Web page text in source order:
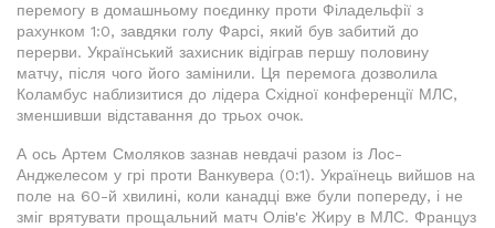
перемогу в домашньому поєдинку проти Філадельфії з
рахунком 1:0, завдяки голу Фарсі, який був забитий до
перерви. Український захисник відіграв першу половину
матчу, після чого його замінили. Ця перемога дозволила
Коламбус наблизитися до лідера Східної конференції МЛС,
зменшивши відставання до трьох очок.
А ось Артем Смоляков зазнав невдачі разом із Лос-
Анджелесом у грі проти Ванкувера (0:1). Українець вийшов на
поле на 60-й хвилині, коли канадці вже були попереду, і не
зміг врятувати прощальний матч Олів'є Жиру в МЛС. Француз